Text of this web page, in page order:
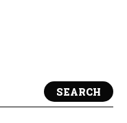
SEARCH